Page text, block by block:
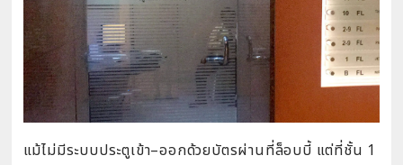
แม้ไม่มีระบบประตูเข้า–ออกด้วยบัตรผ่านที่ล็อบบี้ แต่ที่ชั้น 1